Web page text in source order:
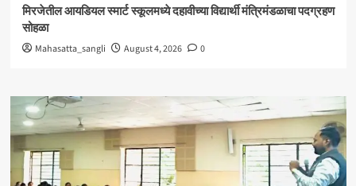
मिरजेतील आयडियल स्मार्ट स्कूलमध्ये दहावीच्या विद्यार्थी मंत्रिमंडळाचा पदग्रहण
सोहळा
Mahasatta_sangli August 4, 2026 0